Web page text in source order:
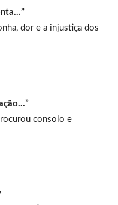
dor e a injustiça dos
consolo e